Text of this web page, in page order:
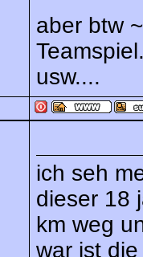
aber btw
usw....
ich seh
dieser 18
km weg
war ist